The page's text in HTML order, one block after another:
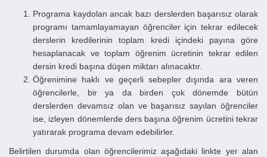
Programa kaydolan ancak bazı derslerden başarısız olarak
programı tamamlayamayan öğrenciler için tekrar edilecek
derslerin kredilerinin toplam kredi içindeki payına göre
hesaplanacak ve toplam öğrenim ücretinin tekrar edilen
dersin kredi başına düşen miktarı alınacaktır.
Öğrenimine haklı ve geçerli sebepler dışında ara veren
öğrencilerle, bir ya da birden çok dönemde bütün
derslerden devamsız olan ve başarısız sayılan öğrenciler
ise, izleyen dönemlerde ders başına öğrenim ücretini tekrar
yatırarak programa devam edebilirler.
Belirtilen durumda olan öğrencilerimiz aşağıdaki linkte yer alan